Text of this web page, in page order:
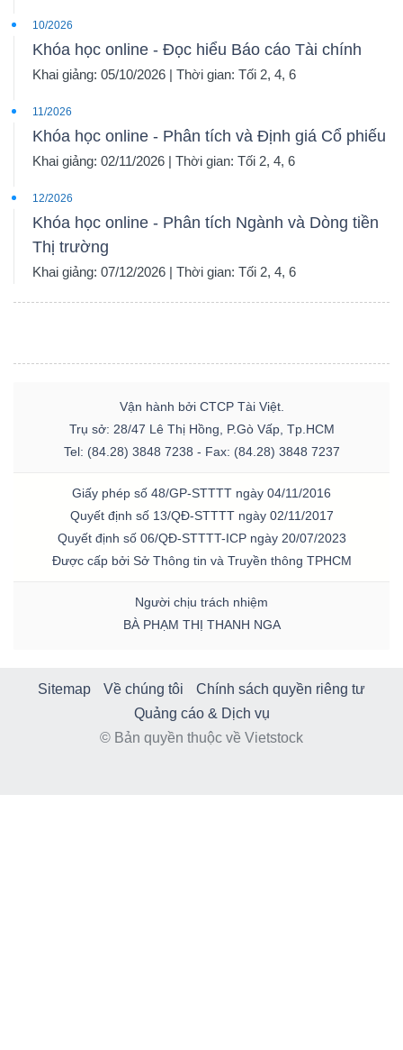
10/2026
Khóa học online - Đọc hiểu Báo cáo Tài chính
Khai giảng: 05/10/2026 | Thời gian: Tối 2, 4, 6
11/2026
Khóa học online - Phân tích và Định giá Cổ phiếu
Khai giảng: 02/11/2026 | Thời gian: Tối 2, 4, 6
12/2026
Khóa học online - Phân tích Ngành và Dòng tiền
Thị trường
Khai giảng: 07/12/2026 | Thời gian: Tối 2, 4, 6
Vận hành bởi CTCP Tài Việt.
Trụ sở: 28/47 Lê Thị Hồng, P.Gò Vấp, Tp.HCM
Tel: (84.28) 3848 7238 - Fax: (84.28) 3848 7237
Giấy phép số 48/GP-STTTT ngày 04/11/2016
Quyết định số 13/QĐ-STTTT ngày 02/11/2017
Quyết định số 06/QĐ-STTTT-ICP ngày 20/07/2023
Được cấp bởi Sở Thông tin và Truyền thông TPHCM
Người chịu trách nhiệm
BÀ PHẠM THỊ THANH NGA
Sitemap Về chúng tôi
Chính sách quyền riêng tư
Quảng cáo & Dịch vụ
© Bản quyền thuộc về Vietstock